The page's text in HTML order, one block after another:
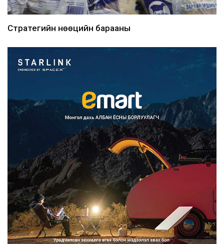
Стратегийн нөөцийн барааны
Монгол Улс COP17 бага хуралд 6.5
тэрбум ам.доллары...
2026/08/06
“Улаанбаатар трам” төсөл
хэрэгжсэнээр жилд 446...
2026/08/06